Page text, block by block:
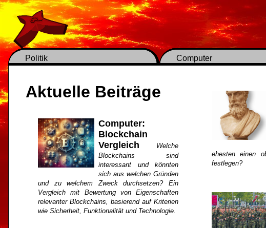
Politik Computer
Aktuelle Beiträge
Computer:
Blockchain
Vergleich
Welche
Blockchains sind
interessant und könnten
sich aus welchen Gründen
und zu welchem Zweck durchsetzen? Ein
Vergleich mit Bewertung von Eigenschaften
relevanter Blockchains, basierend auf Kriterien
wie Sicherheit, Funktionalität und Technologie.
ehesten einen
festlegen?